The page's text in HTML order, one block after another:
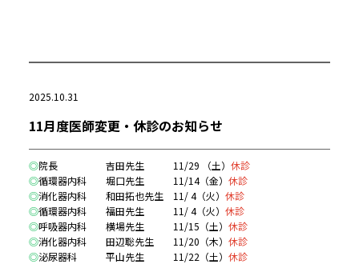
2025.10.31
11月度医師変更・休診のお知らせ
◎院長 吉田先生 11/29 （土） 休診
◎循環器内科 堀口先生 11/14（金） 休診
◎消化器内科 和田拓也先生 11/ 4（火） 休診
◎循環器内科 福田先生 11/ 4（火） 休診
◎呼吸器内科 横場先生 11/15（土） 休診
◎消化器内科 田辺聡先生 11/20（木） 休診
◎泌尿器科 平山先生 11/22（土） 休診